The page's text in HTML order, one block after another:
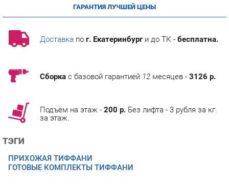
Доставкапог. Екатеринбурги до ТК -бесплатна.
ТЭГИ
ГОТОВЫЕ КОМПЛЕКТЫ ТИФФАНИ
ОПИСАНИЕ